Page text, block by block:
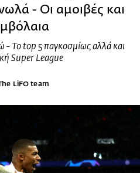
- Οι αμοιβές και
- Το top 5 παγκοσμίως αλλά και
Super League
LiFO team